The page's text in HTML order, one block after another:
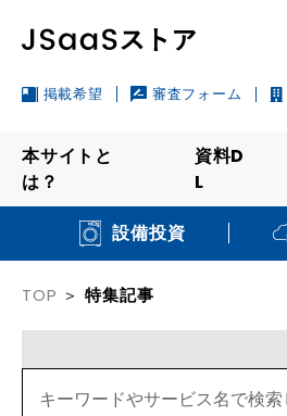
掲載希望 審査フォーム
本サイトと
は？
資料D
L
設備投資
TOP 特集記事